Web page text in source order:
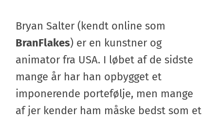
Bryan Salter (kendt online som
BranFlakes) er en kunstner og
animator fra USA. I løbet af de sidste
mange år har han opbygget et
imponerende portefølje, men mange
af jer kender ham måske bedst som et